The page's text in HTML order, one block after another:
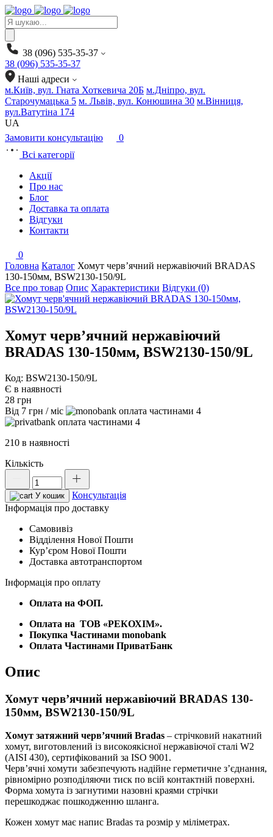
Products
search
38 (096) 535-35-37
38 (096) 535-35-37
Наші адреси
м.Київ, вул. Гната Хоткевича 20Б м.Дніпро, вул.
Старочумацька 5 м. Львів, вул. Конюшина 30 м.Вінниця,
вул.Ватутіна 174
UA
Замовити консультацію
0
Всі категорії
Акції
Про нас
Блог
Доставка та оплата
Відгуки
Контакти
0
Головна Каталог Хомут черв’ячний нержавіючий BRADAS
130-150мм, BSW2130-150/9L
Все про товар Опис Характеристики Відгуки (0)
Хомут черв’ячний нержавіючий
BRADAS 130-150мм, BSW2130-150/9L
Код: BSW2130-150/9L
Є в наявності
28 грн
Від 7 грн / міс
4
4
210 в наявності
Кількість
черв'ячний
нержавіючий
BRADAS
150мм,
BSW2130-
150/9L
кількість
У кошик
Консультація
Інформація про доставку
Самовивіз
Відділення Нової Пошти
Курʼєром Нової Пошти
Доставка автотранспортом
Інформація про оплату
Оплата на ФОП.
Оплата на ТОВ «РЕКОХІМ».
Покупка Частинами monobank
Оплата Частинами ПриватБанк
Опис
Хомут черв’ячний нержавіючий BRADAS 130-
150мм, BSW2130-150/9L
Хомут затяжний черв’ячний Bradas – стрічковий накатний
хомут, виготовлений із високоякісної нержавіючої сталі W2
(AISI 430), сертифікований за ISO 9001.
Черв’ячні хомути забезпечують надійне герметичне з’єднання,
рівномірно розподіляючи тиск по всій контактній поверхні.
Форма хомута із загнутими назовні краями стрічки
перешкоджає пошкодженню шланга.
Кожен хомут має напис Bradas та розмір у міліметрах.